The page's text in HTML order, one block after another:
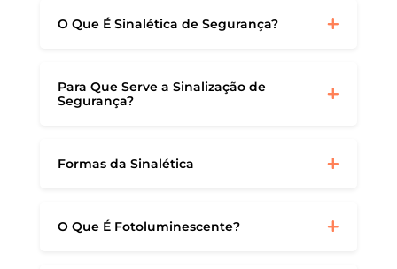
O Que É Sinalética de Segurança?
Para Que Serve a Sinalização de
Segurança?
Formas da Sinalética
O Que É Fotoluminescente?